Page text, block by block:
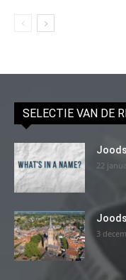
SELECTIE VAN DE
22
3